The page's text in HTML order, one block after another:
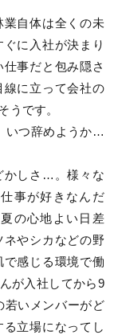
業自体は全くの未
に入社が決まり
事だと包み隠さ
線に立って会社の
うです。
いつ辞めようか…
かしさ…。様々な
事が好きなんだ
の心地よい日差
ネやシカなどの野
感じる環境で働
が入社してから9
若いメンバーがど
立場になってし